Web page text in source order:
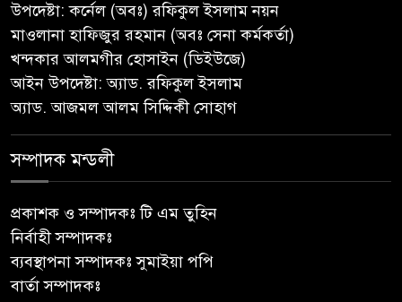
‎গৌরনদীতে যথাযোগ্য মর্যাদায়
পালিত হলো ‘০৫ আগস্ট জুলাই
গণঅভ্যুত্থান দিবস ২০২৬’ ‎
বাবুগঞ্জে বাংলাদেশ প্রাথমিক শিক্ষক
সমিতির কমিটি ঘোষণাঃ সালাম
সাভারে টিন কেটে দুঃসাহসিক চুরি,
৫ লাখ ৫০ হাজার টাকার মালামাল
লুটের অভিযোগ
উপদেষ্টা: কর্নেল (অবঃ) রফিকুল ইসলাম নয়ন
মাওলানা হাফিজুর রহমান (অবঃ সেনা কর্মকর্তা)
খন্দকার আলমগীর হোসাইন (ডিইউজে)
আইন উপদেষ্টা: অ্যাড. রফিকুল ইসলাম
অ্যাড. আজমল আলম সিদ্দিকী সোহাগ
সম্পাদক মন্ডলী
প্রকাশক ও সম্পাদকঃ টি এম তুহিন
নির্বাহী সম্পাদকঃ
ব্যবস্থাপনা সম্পাদকঃ সুমাইয়া পপি
বার্তা সম্পাদকঃ